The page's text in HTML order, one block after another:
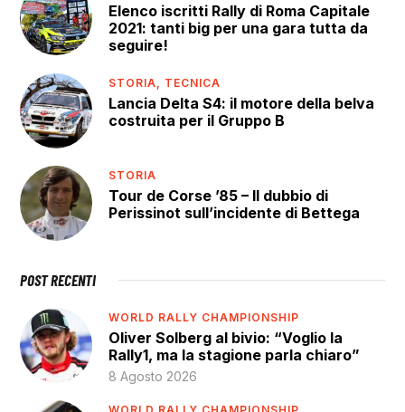
Elenco iscritti Rally di Roma Capitale
2021: tanti big per una gara tutta da
seguire!
STORIA, TECNICA
Lancia Delta S4: il motore della belva
costruita per il Gruppo B
STORIA
Tour de Corse ’85 – Il dubbio di
Perissinot sull’incidente di Bettega
POST RECENTI
WORLD RALLY CHAMPIONSHIP
Oliver Solberg al bivio: “Voglio la
Rally1, ma la stagione parla chiaro”
8 Agosto 2026